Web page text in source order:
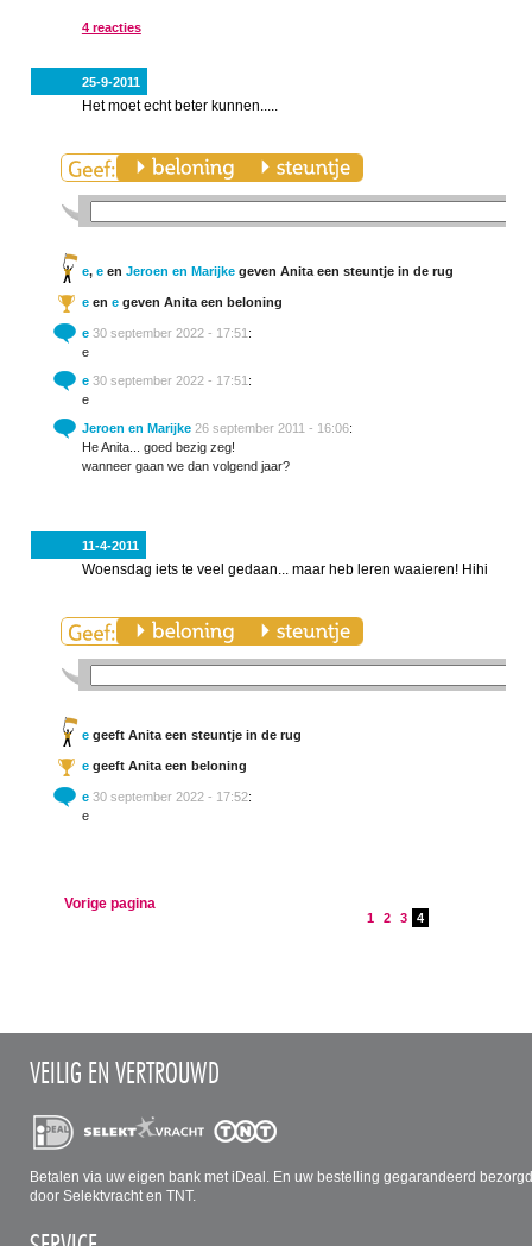
4 reacties
25-9-2011
Het moet echt beter kunnen.....
e, een Jeroen en Marijkegeven Anita een steuntje in de rug
een egeven Anita een beloning
e 30 september 2022 - 17:51 :
e
e 30 september 2022 - 17:51 :
e
Jeroen en Marijke 26 september 2011 - 16:06:
He Anita... goed bezig zeg!
wanneer gaan we dan volgend jaar?
11-4-2011
Woensdag iets te veel gedaan... maar heb leren waaieren! Hihi
egeeft Anita een steuntje in de rug
egeeft Anita een beloning
e 30 september 2022 - 17:52:
e
Vorige pagina
1 2 3 4
VEILIG EN VERTROUWD
Betalen via uw eigen bank met iDeal. En uw bestelling gegarandeerd
door Selektvracht en TNT.